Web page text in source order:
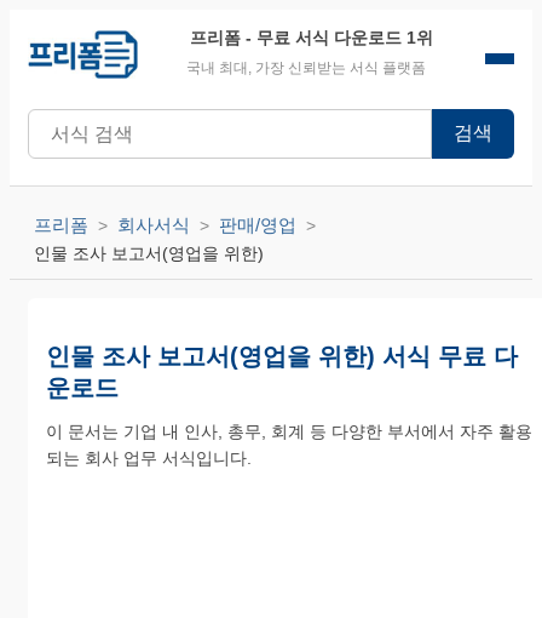
프리폼 - 무료 서식 다운로드 1위
국내 최대, 가장 신뢰받는 서식 플랫폼
검색
프리폼 회사서식 판매/영업
인물 조사 보고서(영업을 위한)
인물 조사 보고서(영업을 위한) 서식 무료 다
운로드
이 문서는 기업 내 인사, 총무, 회계 등 다양한 부서에서 자주 활용
되는 회사 업무 서식입니다.